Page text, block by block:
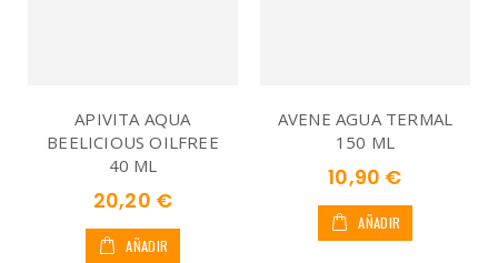
APIVITA AQUA
BEELICIOUS OILFREE
40 ML
20,20 €
AÑADIR
AVENE AGUA TERMAL
150 ML
10,90 €
AÑADIR